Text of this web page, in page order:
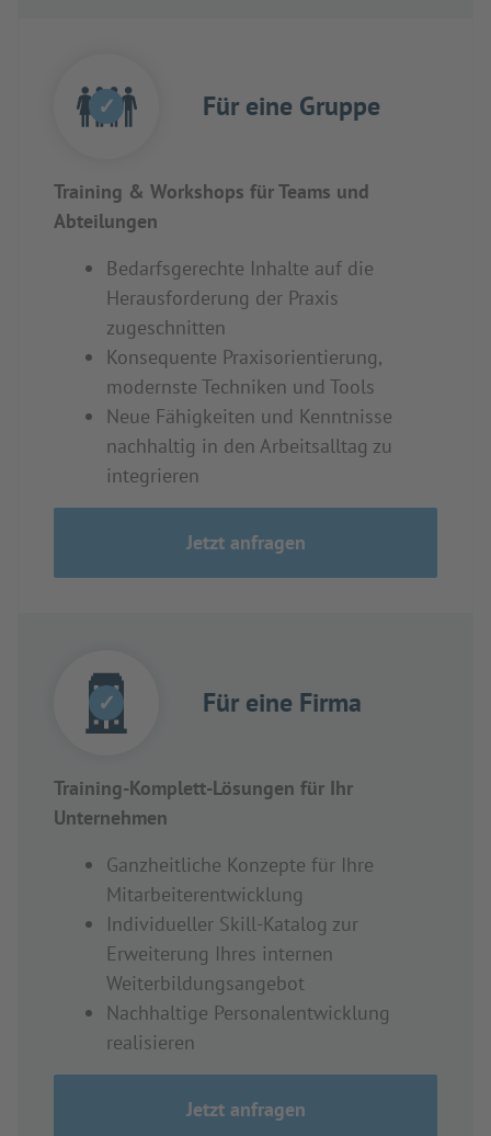
✓ Für eine Gruppe
Training & Workshops für Teams und
Abteilungen
Bedarfsgerechte Inhalte auf die
Herausforderung der Praxis
zugeschnitten
Konsequente Praxisorientierung,
modernste Techniken und Tools
Neue Fähigkeiten und Kenntnisse
nachhaltig in den Arbeitsalltag zu
integrieren
Jetzt anfragen
✓ Für eine Firma
Training-Komplett-Lösungen für Ihr
Unternehmen
Ganzheitliche Konzepte für Ihre
Mitarbeiterentwicklung
Individueller Skill-Katalog zur
Erweiterung Ihres internen
Weiterbildungsangebot
Nachhaltige Personalentwicklung
realisieren
Jetzt anfragen